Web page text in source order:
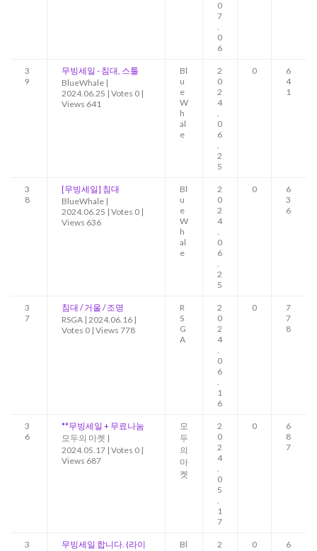
0
7
0
6
3
9
무빙세일 - 침대, 스툴
BlueWhale |
2024.06.25 | Votes 0 |
Views 641
Bl
u
e
W
h
al
e
2
0
2
4
0
6
2
5
0
6
4
1
3
8
[무빙세일] 침대
BlueWhale |
2024.06.25 | Votes 0 |
Views 636
Bl
u
e
W
h
al
e
2
0
2
4
0
6
2
5
0
6
3
6
3
7
침대 / 거울 / 조명
RSGA | 2024.06.16 |
Votes 0 | Views 778
R
S
G
A
2
0
2
4
0
6
1
6
0
7
7
8
3
6
**무빙세일 + 무료나눔
모두의 마켓 |
2024.05.17 | Votes 0 |
Views 687
모
두
의
마
켓
2
0
2
4
0
5
1
7
0
6
8
7
3
무빙세일 합니다. (라이
Bl
2
0
6